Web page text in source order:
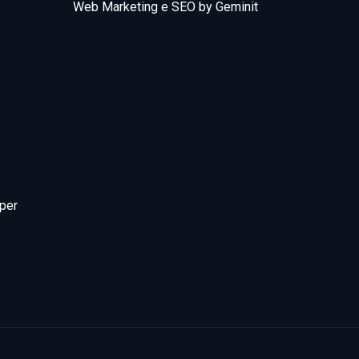
Web Marketing e SEO by Geminit